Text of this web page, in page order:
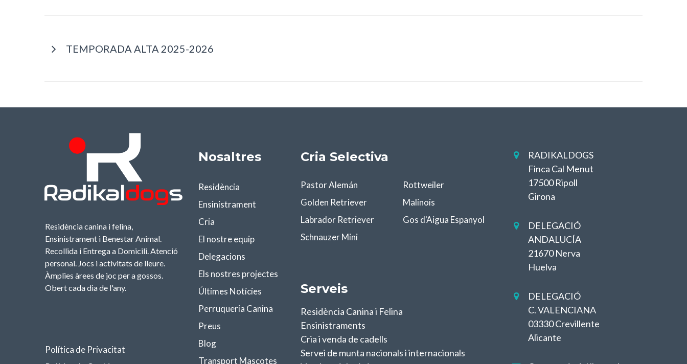
TEMPORADA ALTA 2025-2026
Residència canina i felina,
Ensinistrament i Benestar Animal.
Recollida i Entrega a Domicili. Atenció
personal. Jocs i activitats de lleure.
Àmplies àrees de joc per a gossos.
Obert cada dia de l'any.
Política de Privacitat
Nosaltres
Residència
Ensinistrament
Cria
El nostre equip
Delegacions
Els nostres projectes
Últimes Notícies
Perruqueria Canina
Preus
Blog
Transport Mascotes
Cria Selectiva
Pastor Alemán
Golden Retriever
Labrador Retriever
Schnauzer Mini
Rottweiler
Malinois
Gos d'Aigua Espanyol
Serveis
Residència Canina i Felina
Ensinistraments
Cria i venda de cadells
Servei de munta nacionals i internacionals

RADIKALDOGS
Finca Cal Menut
17500 Ripoll
Girona

DELEGACIÓ
ANDALUCÍA
21670 Nerva
Huelva

DELEGACIÓ
C. VALENCIANA
03330 Crevillente
Alicante